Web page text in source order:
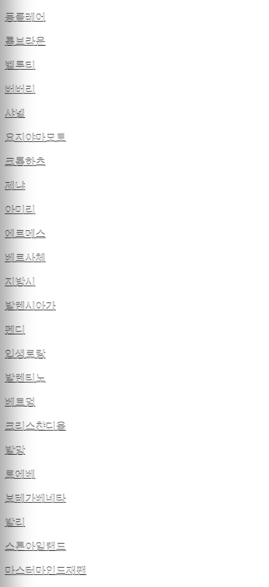
몽클레어
톰브라운
벨루티
버버리
샤넬
요지야마모토
크롬하츠
제냐
아미리
에르메스
베르사체
지방시
발렌시아가
펜디
입생로랑
발렌티노
베트멍
크리스챤디올
발망
로에베
보테가베네타
발리
스톤아일랜드
마스터마인드재팬